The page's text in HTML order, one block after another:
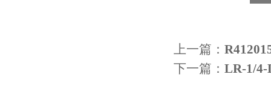
上一篇：
下一篇： LR-1/4-